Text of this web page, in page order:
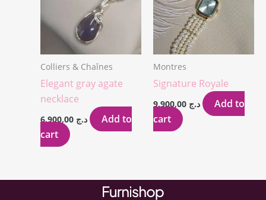
Colliers & Chaînes
Elegant gray agate
necklace
د.ج
Add to
cart
Montres
Signature Royale
د.ج
Add to
cart